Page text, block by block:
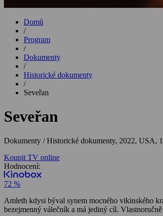
Domů
/
Program
/
Dokumenty
/
Historické dokumenty
/
Seveřan
Seveřan
Dokumenty / Historické dokumenty, 2022, USA,
Koupit TV online
Hodnocení:
72 %
Amleth kdysi býval synem mocného vikinského krále a jeho ženy Gudrún , než ho zrada a zákeřná vražda připravila nejen o otce, ale i o střechu nad hlavou. O pár let později se světem protlouká jako
bezejmenný válečník a má jediný cíl.